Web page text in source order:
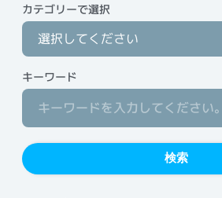
カテゴリーで選択
キーワード
検索